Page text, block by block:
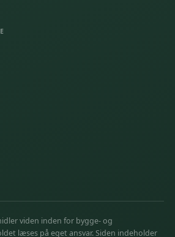
viden inden for bygge- og
læses på eget ansvar. Siden indeholder